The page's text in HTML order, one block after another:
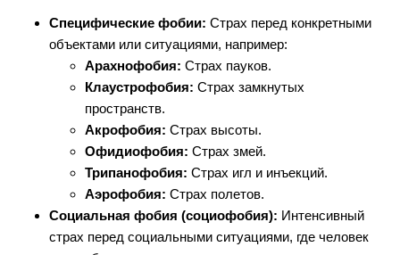
Специфические фобии: Страх перед конкретными
объектами или ситуациями, например:
Арахнофобия: Страх пауков.
Клаустрофобия: Страх замкнутых
пространств.
Акрофобия: Страх высоты.
Офидиофобия: Страх змей.
Трипанофобия: Страх игл и инъекций.
Аэрофобия: Страх полетов.
Социальная фобия (социофобия): Интенсивный
страх перед социальными ситуациями, где человек